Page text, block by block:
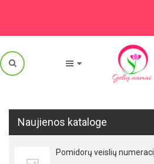
Naujienos kataloge
Pomidorų veislių